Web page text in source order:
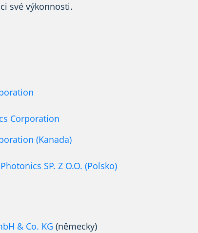
své výkonnosti.
Corporation
(Kanada)
SP. Z O.O. (Polsko)
& Co. KG (německy)